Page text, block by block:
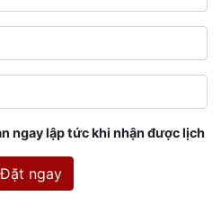
ngay lập tức khi nhận được lịch
Đặt ngay